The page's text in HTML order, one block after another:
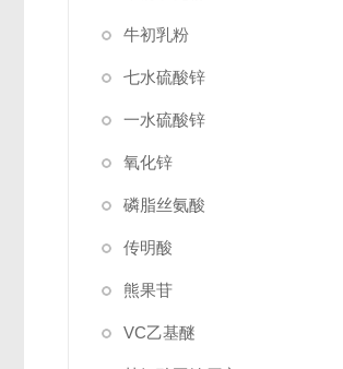
牛初乳粉
七水硫酸锌
一水硫酸锌
氧化锌
磷脂丝氨酸
传明酸
熊果苷
VC乙基醚